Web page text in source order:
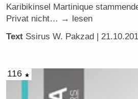
Karibikinsel Martinique
Privat nicht… → lesen
Text Ssirus W. Pakzad |
116